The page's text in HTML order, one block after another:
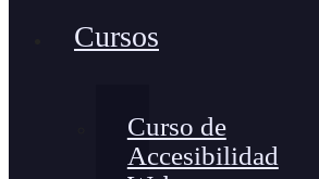
Cursos
Curso de
Accesibilidad